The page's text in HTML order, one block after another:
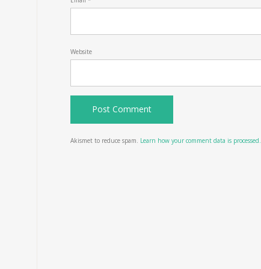
Website
Akismet to reduce spam. Learn how your comment data is processed.